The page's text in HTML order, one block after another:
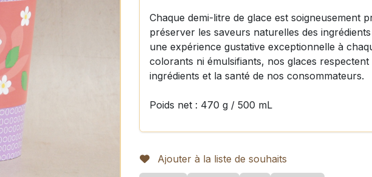
Chaque demi-litre de glace est soigneusement
préserver les saveurs naturelles des
une expérience gustative exceptionnelle à
colorants ni émulsifiants, nos glaces respectent
ingrédients et la santé de nos consommateurs.
Poids net : 470 g / 500 mL
Ajouter à la liste de souhaits